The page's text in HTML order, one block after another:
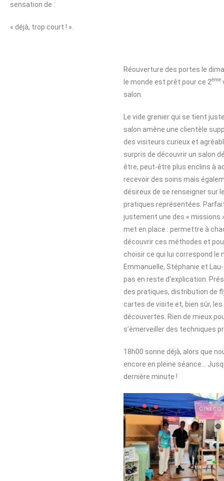
sensation de :
« déjà, trop court ! ».
Réouverture des portes le
le monde est prêt pour ce 2ème
salon.
Le vide grenier qui se tient
salon amène une clientèle
des visiteurs curieux et
surpris de découvrir un salon
être, peut-être plus enclins à
recevoir des soins mais
désireux de se renseigner sur
pratiques représentées. Parfait
justement une des « missions »
met en place : permettre à
découvrir ces méthodes et
choisir ce qui lui correspond le
Emmanuelle, Stéphanie et
pas en reste d’explication.
des pratiques, distribution de
cartes de visite et, bien sûr,
découvertes. Rien de mieux
s’émerveiller des techniques
18h00 sonne déjà, alors que
encore en pleine séance…
dernière minute !